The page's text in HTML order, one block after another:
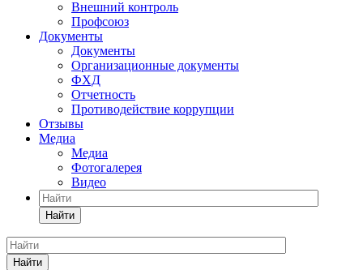
Внешний контроль
Профсоюз
Документы
Документы
Организационные документы
ФХД
Отчетность
Противодействие коррупции
Отзывы
Медиа
Медиа
Фотогалерея
Видео
Найти
Найти